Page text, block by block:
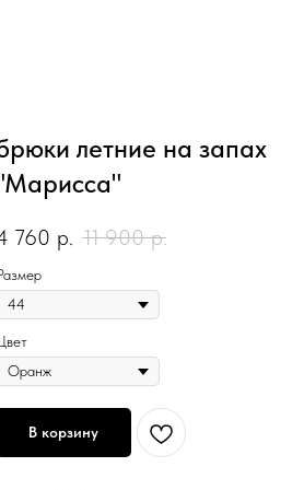
летние на запах
760 р. 11 900 р.
В корзину